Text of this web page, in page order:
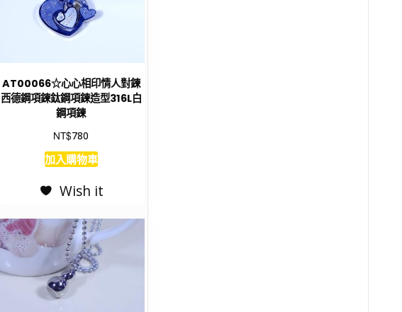
AT00066☆心心相印情人對鍊
西德鋼項鍊鈦鋼項鍊造型316L白
鋼項鍊
NT$780
加入購物車
Wish it